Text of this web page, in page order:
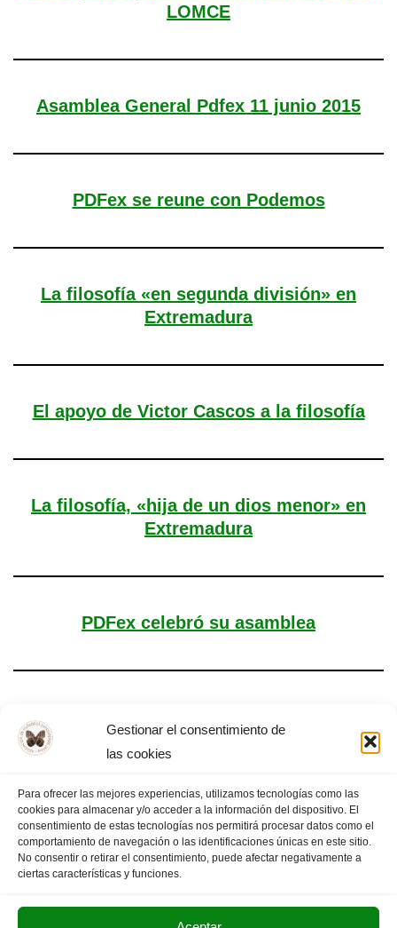
Gestionar el consentimiento de
las cookies
Para ofrecer las mejores experiencias, utilizamos tecnologías como las
cookies para almacenar y/o acceder a la información del dispositivo. El
consentimiento de estas tecnologías nos permitirá procesar datos como el
comportamiento de navegación o las identificaciones únicas en este sitio.
No consentir o retirar el consentimiento, puede afectar negativamente a
ciertas características y funciones.
LOMCE
Asamblea General Pdfex 11 junio 2015
PDFex se reune con Podemos
La filosofía «en segunda división» en
Extremadura
El apoyo de Victor Cascos a la filosofía
La filosofía, «hija de un dios menor» en
Extremadura
PDFex celebró su asamblea
Asamblea General PDFex (noviembre 2014)
« PÁGINA
ANTERIOR
1 2 3 4
5
PÁGINA
SIGUIENTE »